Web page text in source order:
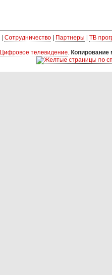
Сотрудничество| Партнеры ТВ
Цифровое телевидение. Копирование